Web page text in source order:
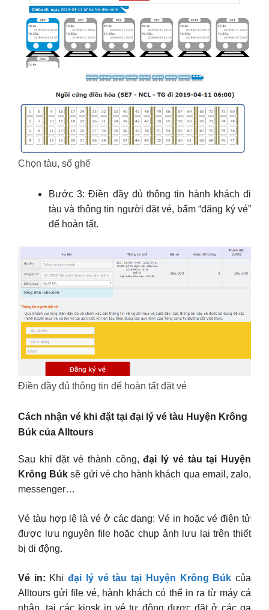
Chọn tàu, số ghế
Bước 3: Điền đầy đủ thông tin hành khách đi
tàu và thông tin người đặt vé, bấm “đăng ký vé”
để hoàn tất.
Điền đầy đủ thông tin để hoàn tất đặt vé
Cách nhận vé khi đặt tại đại lý vé tàu Huyện Krông
Búk của Alltours
Sau khi đặt vé thành công,đại lý vé tàu tại Huyện
Krông Búk sẽ gửi vé cho hành khách qua email, zalo,
messenger…
Vé tàu hợp lệ là vé ở các dạng: Vé in hoặc vé điện tử
được lưu nguyên file hoặc chụp ảnh lưu lại trên thiết
bị di động.
Vé in: Khiđại lý vé tàu tại Huyện Krông Búk của
Alltours gửi file vé, hành khách có thể in ra từ máy cá
nhân, tại các kiosk in vé tự động được đặt ở các ga